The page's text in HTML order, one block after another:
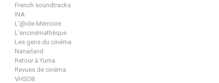
French soundtracks
INA
L'@ide-Mémoire
L'encinémathèque
Les gens du cinéma
Nanarland
Retour à Yuma
Revues de cinéma
VHSDB